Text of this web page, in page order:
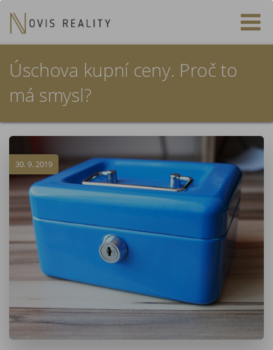
Úschova kupní ceny. Proč to
má smysl?
30. 9. 2019